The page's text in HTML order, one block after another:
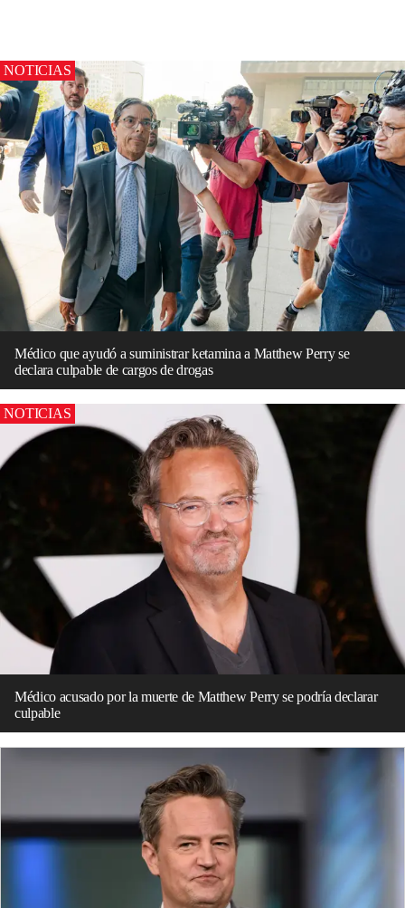
NOTICIAS
Médico que ayudó a suministrar ketamina a Matthew Perry se
declara culpable de cargos de drogas
NOTICIAS
Médico acusado por la muerte de Matthew Perry se podría declarar
culpable